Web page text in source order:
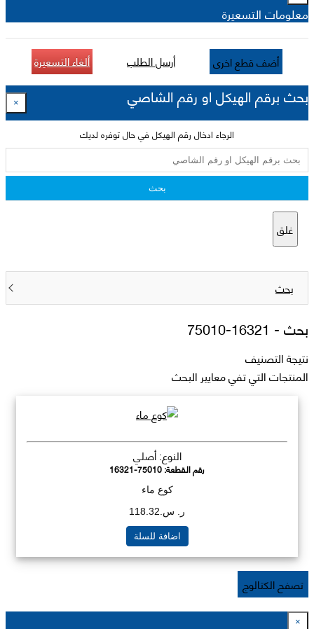
معلومات التسعيرة
أضف قطع اخرى أرسل الطلب ألغاء التسعيرة
بحث برقم الهيكل او رقم الشاصي ×
الرجاء ادخال رقم الهيكل في حال توفره لديك
بحث
غلق
بحث
بحث - 16321-75010
نتيجة التصنيف
المنتجات التي تفي معايير البحث
النوع: أصلي
رقم القطعة:16321-75010
كوع ماء
ر. س.118.32
اضافة للسلة
تصفح الكتالوج
×